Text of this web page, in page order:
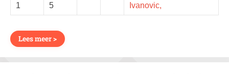
1 5 Ivanovic,
Lees meer >